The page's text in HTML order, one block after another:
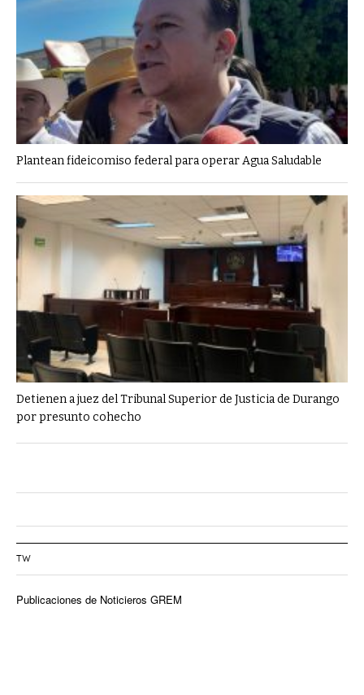
Plantean fideicomiso federal para operar Agua Saludable
Detienen a juez del Tribunal Superior de Justicia de Durango
por presunto cohecho
TW
Publicaciones de Noticieros GREM